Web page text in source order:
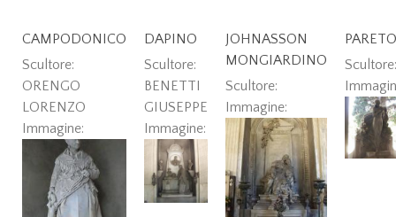
CAMPODONICO
Scultore:
ORENGO
LORENZO
Immagine:
DAPINO
Scultore:
BENETTI
GIUSEPPE
Immagine:
JOHNASSON
MONGIARDINO
Scultore:
Immagine:
PARETO
Scultore: